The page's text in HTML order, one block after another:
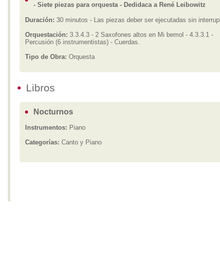
- Siete piezas para orquesta - Dedidaca a René Leibowitz
Duración: 30 minutos - Las piezas deber ser ejecutadas sin
Orquestación: 3.3.4.3 - 2 Saxofones altos en Mi bemol - 4.3.3.1 -
Percusión (6 instrumentistas) - Cuerdas.
Tipo de Obra: Orquesta
Libros
Nocturnos
Instrumentos: Piano
Categorías: Canto y Piano